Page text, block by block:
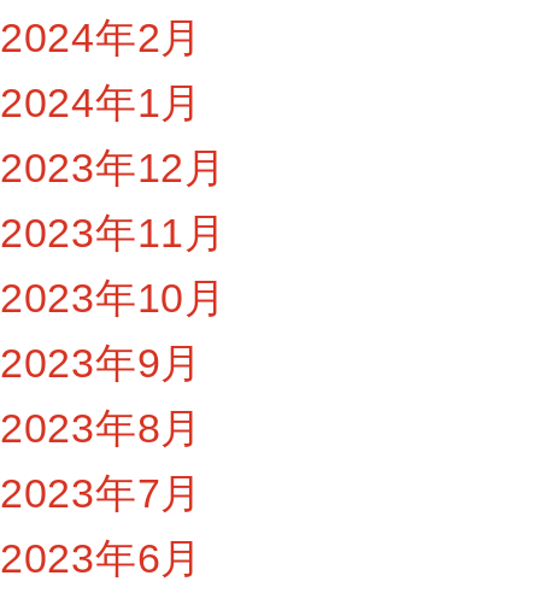
2024年2月
2024年1月
2023年12月
2023年11月
2023年10月
2023年9月
2023年8月
2023年7月
2023年6月